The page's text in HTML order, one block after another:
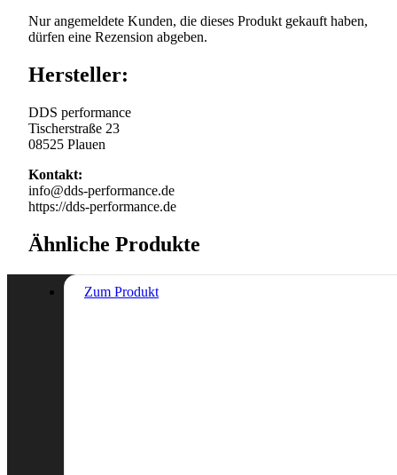
Nur angemeldete Kunden, die dieses Produkt gekauft haben,
dürfen eine Rezension abgeben.
Hersteller:
DDS performance
Tischerstraße 23
08525 Plauen
Kontakt:
info@dds-performance.de
https://dds-performance.de
Ähnliche Produkte
Zum Produkt